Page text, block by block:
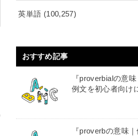
英単語 (100,257)
おすすめ記事
『proverbialの意
例文を初心者向け
『proverbの意味